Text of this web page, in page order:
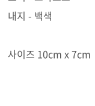
내지 - 백색
사이즈 10cm x 7cm